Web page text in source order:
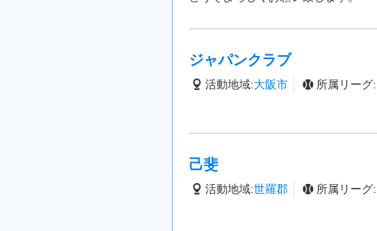
ジャパンクラブ
活動地域:大阪市 所属リーグ:
己斐
活動地域:世羅郡 所属リーグ: